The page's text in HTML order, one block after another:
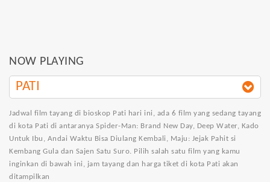
NOW PLAYING
PATI
Jadwal film tayang di bioskop Pati hari ini, ada 6 film yang sedang tayang
di kota Pati di antaranya Spider-Man: Brand New Day, Deep Water, Kado
Untuk Ibu, Andai Waktu Bisa Diulang Kembali, Maju: Jejak Pahit si
Kembang Gula dan Sajen Satu Suro. Pilih salah satu film yang kamu
inginkan di bawah ini, jam tayang dan harga tiket di kota Pati akan
ditampilkan